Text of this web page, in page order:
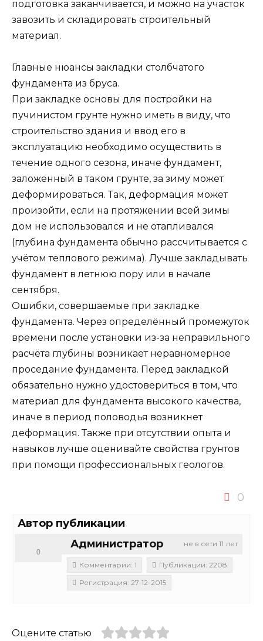
подготовка заканчивается, и можно на участок
завозить и складировать строительный
материал.
Главные нюансы закладки столбчатого
фундамента из бруса.
При закладке основы для постройки на
пучинистом грунте нужно иметь в виду, что
строительство здания и ввод его в
эксплуатацию необходимо осуществить в
течение одного сезона, иначе фундамент,
заложенный в таком грунте, за зиму может
деформироваться. Так, деформация может
произойти, если на протяжении всей зимы
дом не использовался и не отапливался
(глубина фундамента обычно рассчитывается с
учётом теплового режима). Лучше закладывать
фундамент в летнюю пору или в начале
сентября.
Ошибки, совершаемые при закладке
фундамента. Через определённый промежуток
времени после установки из-за неправильного
расчёта глубины возникает неравномерное
проседание фундамента. Перед закладкой
обязательно нужно удостовериться в том, что
материал для фундамента высокого качества,
иначе в период половодья возникнет
деформация. Также при отсутствии опыта и
навыков лучше оценивайте свойства грунтов
при помощи профессиональных геологов.
0
Автор публикации
не в сети 11 лет
Администратор
0
Комментарии: 1
Публикации: 2208
Регистрация: 27-12-2015
Оцените статью